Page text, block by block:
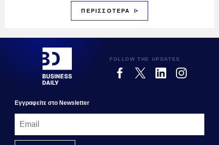
ΠΕΡΙΣΣΟΤΕΡΑ
FOLLOW THE UPDATES
Εγγραφεiτε στο Newsletter